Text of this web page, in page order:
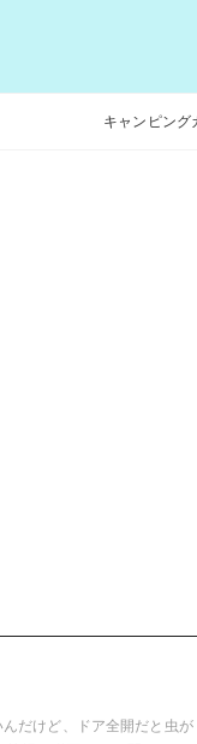
キャンピン
だけど、ドア全開だと虫が